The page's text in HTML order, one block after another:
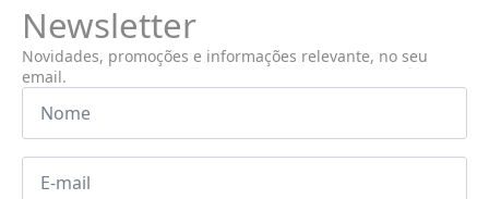
Newsletter
Novidades, promoções e informações relevante, no seu
email.
Nome
Email